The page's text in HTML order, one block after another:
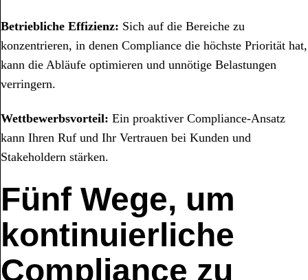
Betriebliche Effizienz: Sich auf die Bereiche zu
konzentrieren, in denen Compliance die höchste Priorität hat,
kann die Abläufe optimieren und unnötige Belastungen
verringern.
Wettbewerbsvorteil: Ein proaktiver Compliance-Ansatz
kann Ihren Ruf und Ihr Vertrauen bei Kunden und
Stakeholdern stärken.
Fünf Wege, um
kontinuierliche
Compliance zu